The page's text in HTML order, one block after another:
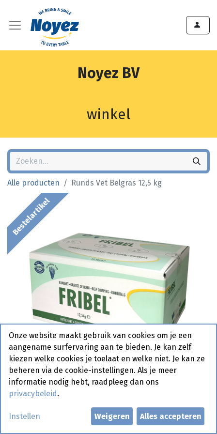
Noyez BV
winkel
Alle producten Runds Vet Belgras 12,5 kg
Bestelartikel
Runds Vet Belgras 12,5 kg
Bestelartikel
Onze website maakt gebruik van cookies om je een
aangename surfervaring aan te bieden. Je kan zelf
kiezen welke cookies je toelaat en welke niet. Je kan ze
beheren via de cookie-instellingen. Als je meer
informatie nodig hebt, raadpleeg dan ons
privacybeleid .
Instellen Weigeren Alles accepteren